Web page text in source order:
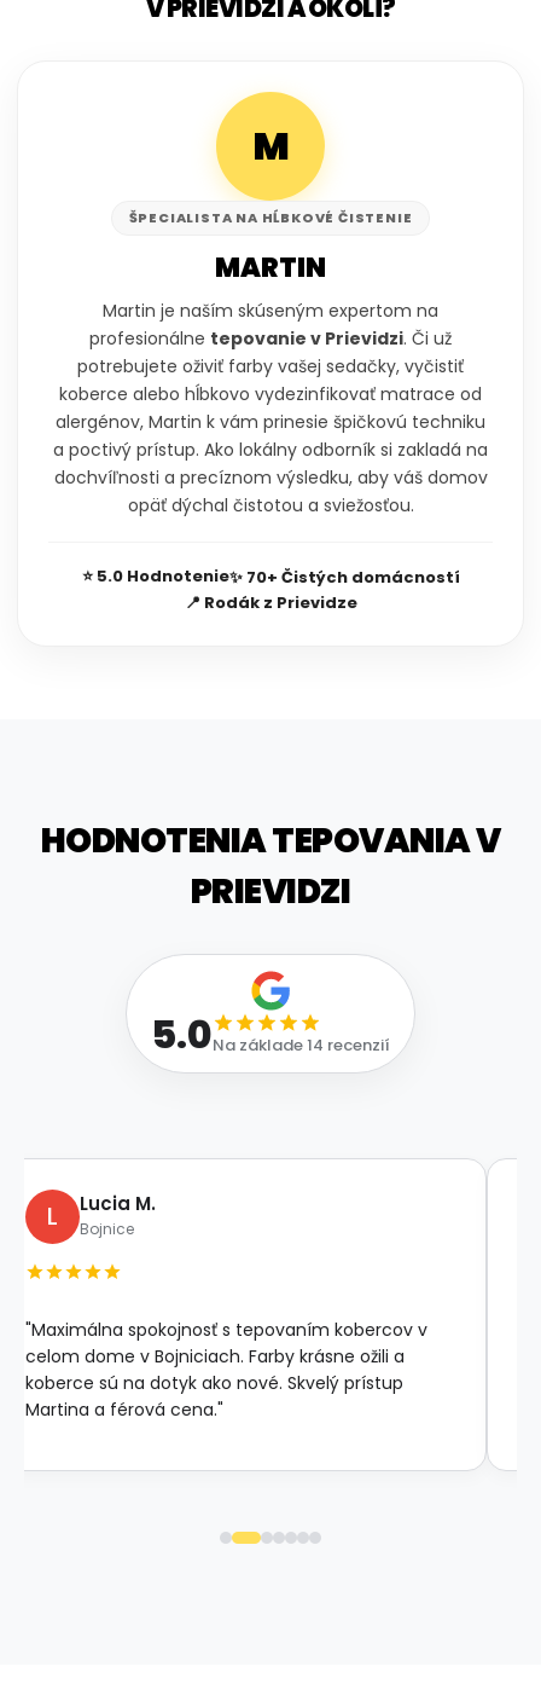
V PRIEVIDZI A OKOLÍ?
M
ŠPECIALISTA NA HĹBKOVÉ ČISTENIE
MARTIN
Martin je naším skúseným expertom na
profesionálne tepovanie v Prievidzi. Či už
potrebujete oživiť farby vašej sedačky, vyčistiť
koberce alebo hĺbkovo vydezinfikovať matrace od
alergénov, Martin k vám prinesie špičkovú techniku
a poctivý prístup. Ako lokálny odborník si zakladá na
dochvíľnosti a precíznom výsledku, aby váš domov
opäť dýchal čistotou a sviežosťou.
⭐ 5.0 Hodnotenie✨ 70+ Čistých domácností
📍 Rodák z Prievidze
HODNOTENIA TEPOVANIA V
PRIEVIDZI
5.0Na základe14 recenzií
L Lucia M.
Bojnice
"Maximálna spokojnosť s tepovaním kobercov v
celom dome v Bojniciach. Farby krásne ožili a
koberce sú na dotyk ako nové. Skvelý prístup
Martina a férová cena."